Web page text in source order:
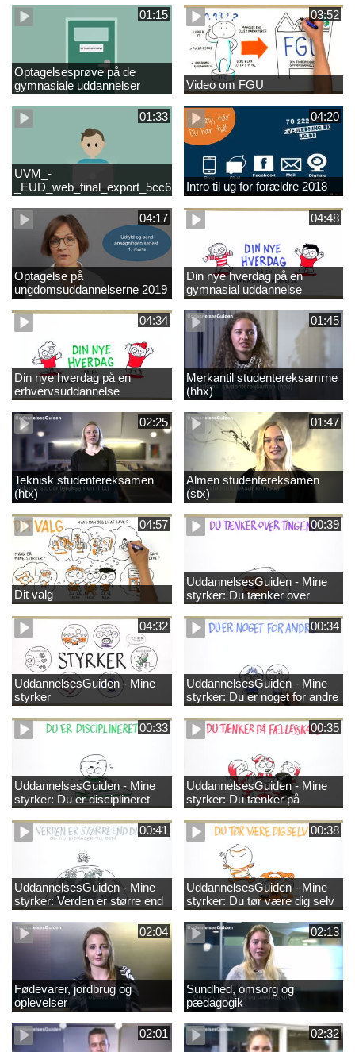
01:15
Optagelsesprøve på de
gymnasiale uddannelser
03:52
Video om FGU
01:33
UVM_-
04:20
Intro til ug for forældre 2018
04:17
Optagelse på
ungdomsuddannelserne 2019
04:48
Din nye hverdag på en
gymnasial uddannelse
04:34
Din nye hverdag på en
erhvervsuddannelse
01:45
Merkantil studentereksamrne
(hhx)
02:25
Teknisk studentereksamen
(htx)
01:47
Almen studentereksamen
(stx)
04:57
Dit valg
00:39
UddannelsesGuiden - Mine
styrker: Du tænker over
tingene
04:32
UddannelsesGuiden - Mine
styrker
00:34
UddannelsesGuiden - Mine
styrker: Du er noget for andre
00:33
UddannelsesGuiden - Mine
styrker: Du er disciplineret
00:35
UddannelsesGuiden - Mine
styrker: Du tænker på
fællesskabet
00:41
UddannelsesGuiden - Mine
styrker: Verden er større end
dig og du bidrager til den
00:38
UddannelsesGuiden - Mine
styrker: Du tør være dig selv
02:04
Fødevarer, jordbrug og
oplevelser
02:13
Sundhed, omsorg og
pædagogik
02:01 02:32